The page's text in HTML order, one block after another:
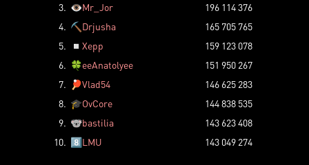
3. 👁️Mr_Jor
196 114 376
4. ⛏️ Drjusha
165 705 765
5.
◽ Xepp
159 123 078
6. 🍀eeAnatolyee
151 950 267
7.
🏓Vlad54
146 625 283
8. 🎓OvCore
144 838 535
9. 🐨bastilia
143 623 408
10. 8️⃣LMU 143 049 274